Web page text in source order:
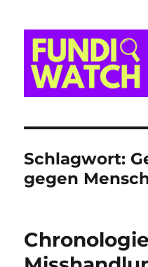
Schlagwort:
gegen